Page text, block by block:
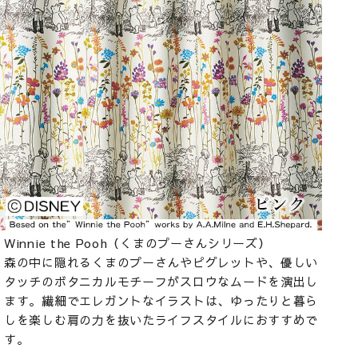
Winnie the Pooh（くまのプーさんシリーズ）
森の中に隠れるくまのプーさんやピグレットや、優しい
タッチのボタニカルモチーフがスロウなムードを演出し
ます。繊細でエレガントなイラストは、ゆったりと暮ら
しを楽しむ肩の力を抜いたライフスタイルにおすすめで
す。